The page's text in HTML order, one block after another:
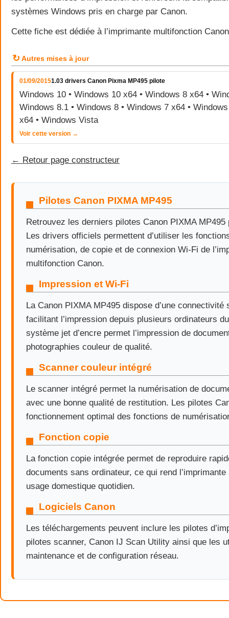
systèmes Windows pris en charge par Canon.
Cette fiche est dédiée à l’imprimante multifonction
↻ Autres mises à jour
01/09/20151.03 drivers Canon Pixma MP495 pilote
Windows 10 • Windows 10 x64 • Windows 8 x64 •
Windows 8.1 • Windows 8 • Windows 7 x64 •
x64 • Windows Vista
Voir cette version →
← Retour page constructeur
Pilotes Canon PIXMA MP495
Retrouvez les derniers pilotes Canon PIXMA MP495
Les drivers officiels permettent d’utiliser les
numérisation, de copie et de connexion Wi-Fi de
multifonction Canon.
Impression et Wi-Fi
La Canon PIXMA MP495 dispose d’une connectivité
facilitant l’impression depuis plusieurs ordinateurs
système jet d’encre permet l’impression de
photographies couleur de qualité.
Scanner couleur intégré
Le scanner intégré permet la numérisation de
avec une bonne qualité de restitution. Les pilotes
fonctionnement optimal des fonctions de
Fonction copie
La fonction copie intégrée permet de reproduire
documents sans ordinateur, ce qui rend l’imprimante
usage domestique quotidien.
Logiciels Canon
Les téléchargements peuvent inclure les pilotes
pilotes scanner, Canon IJ Scan Utility ainsi que les
maintenance et de configuration réseau.